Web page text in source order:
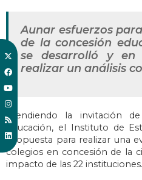
Aunar esfuerzos
de la concesión
se desarrolló y en
realizar un análisis
Atendiendo la invitación
Educación, el Instituto de
propuesta para realizar una
colegios en concesión de la
impacto de las 22 instituciones.